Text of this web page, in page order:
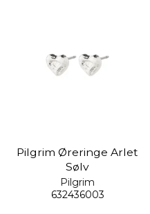
Pilgrim Øreringe Arlet
Sølv
Pilgrim
632436003